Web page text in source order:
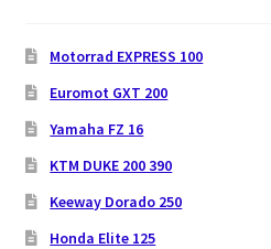
Motorrad EXPRESS 100
Euromot GXT 200
Yamaha FZ 16
KTM DUKE 200 390
Keeway Dorado 250
Honda Elite 125